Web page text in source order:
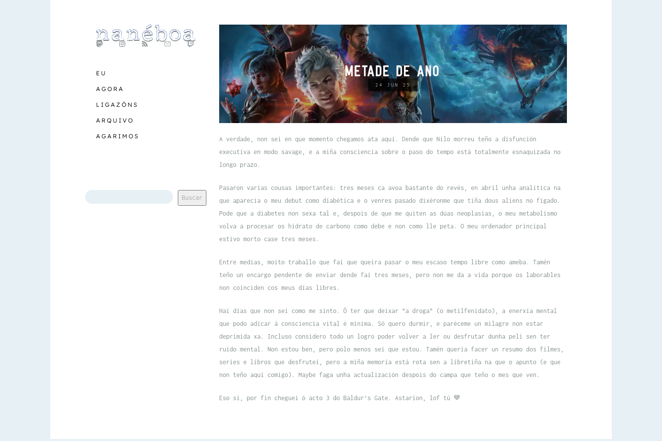
EU
AGORA
LIGAZÓNS
ARQUIVO
AGARIMOS
METADE DE ANO
24 JUN 25
A verdade, non sei en que momento chegamos ata aquí. Dende que Nilo morreu teño a disfunción
executiva en modo savage , e a miña consciencia sobre o paso do tempo está totalmente esnaquizada no
longo prazo.
Pasaron varias cousas importantes: tres meses ca avoa bastante do revés, en abril unha analítica na
que aparecía o meu debut como diabética e o venres pasado dixéronme que tiña dous aliens no fígado.
Pode que a diabetes non sexa tal e, despois de que me quiten as dúas neoplasias, o meu metabolismo
volva a procesar os hidrato de carbono como debe e non como lle peta. O meu ordenador principal
estivo morto case tres meses.
Entre medias, moito traballo que fai que queira pasar o meu escaso tempo libre como ameba. Tamén
teño un encargo pendente de enviar dende fai tres meses, pero non me da a vida porque os laborables
non coinciden cos meus días libres.
Hai días que non sei como me sinto. Ó ter que deixar "a droga" (o metilfenidato), a enerxía mental
que podo adicar á consciencia vital é mínima. Só quero durmir, e paréceme un milagre non estar
deprimida xa. Incluso considero todo un logro poder volver a ler ou desfrutar dunha peli sen ter
ruido mental. Non estou ben, pero polo menos sei que estou. Tamén quería facer un resumo dos filmes,
series e libros que desfrutei, pero a miña memoria está rota sen a libretiña na que o apunto (e que
non teño aquí comigo).Maybe faga unha actualización despois do campa que teño o mes que ven.
Eso si, por fin cheguei ó acto 3 doBaldur's Gate . Astarion, lof tú 💙